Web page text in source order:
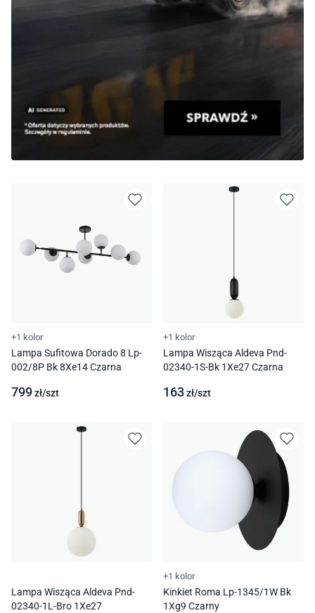
+1 kolor
Lampa Sufitowa Dorado 8 Lp-
002/8P Bk 8Xe14 Czarna
799zł/szt
+1 kolor
Lampa Wisząca Aldeva Pnd-
02340-1S-Bk 1Xe27 Czarna
163zł/szt
Lampa Wisząca Aldeva Pnd-
02340-1L-Bro 1Xe27
+1 kolor
Kinkiet Roma Lp-1345/1W Bk
1Xg9 Czarny